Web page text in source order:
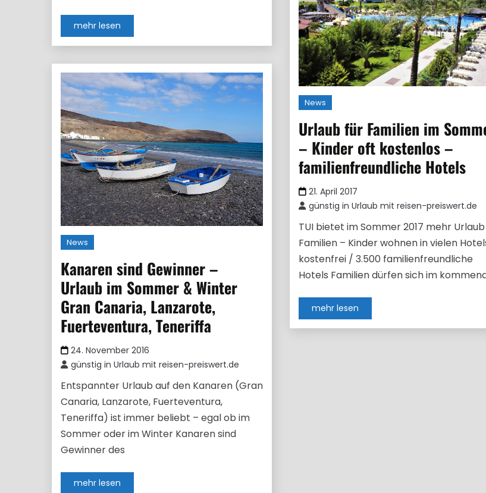
mehr lesen
News
Urlaub für Familien im
– Kinder oft kostenlos –
familienfreundliche Hotels
21. April 2017
günstig in Urlaub mit reisen-preiswert.de
TUI bietet im Sommer 2017 mehr
Familien – Kinder wohnen in vielen
kostenfrei / 3.500 familienfreundliche
Hotels Familien dürfen sich im
mehr lesen
News
Kanaren sind Gewinner –
Urlaub im Sommer & Winter
Gran Canaria, Lanzarote,
Fuerteventura, Teneriffa
24. November 2016
günstig in Urlaub mit reisen-preiswert.de
Entspannter Urlaub auf den Kanaren (Gran
Canaria, Lanzarote, Fuerteventura,
Teneriffa) ist immer beliebt – egal ob im
Sommer oder im Winter Kanaren sind
Gewinner des
mehr lesen